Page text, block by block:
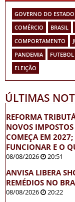
GOVERNO DO ESTADO
COMÉRCIO
BRASIL
COMPORTAMENTO
PANDEMIA
FUTEBOL
ELEIÇÃO
ÚLTIMAS
REFORMA
NOVOS
COMEÇA EM
FUNCIONAR E O
08/08/2026 20:51
ANVISA LIBERA
REMÉDIOS NO
08/08/2026 20:22